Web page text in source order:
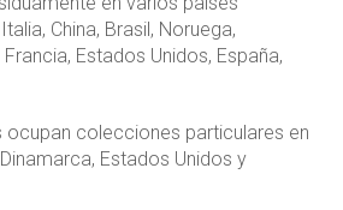
China, Brasil, Noruega,
Estados Unidos, España,
ocupan colecciones particulares en
Estados Unidos y